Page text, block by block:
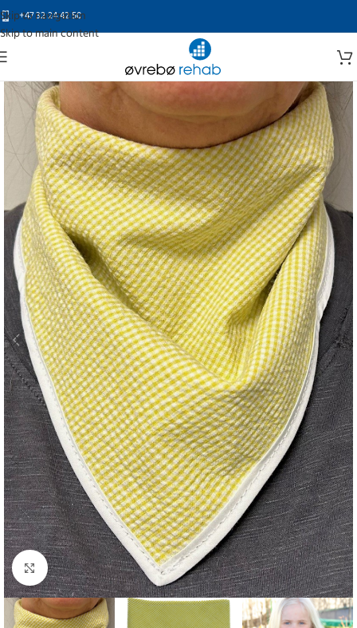
Skip to navigation
Skip to main content
+47 32 24 42 50
Click to enlarge